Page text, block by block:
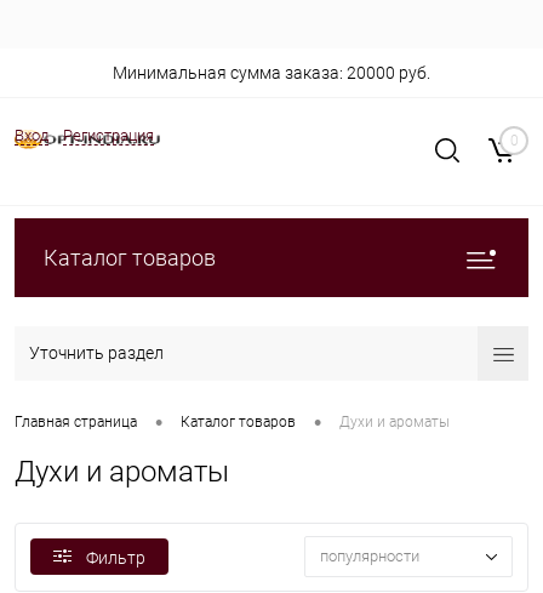
Вход Регистрация
Минимальная сумма заказа: 20000 руб.
0
Каталог товаров
Уточнить раздел
Главная страница • Каталог товаров • Духи и ароматы
Духи и ароматы
Фильтр популярности